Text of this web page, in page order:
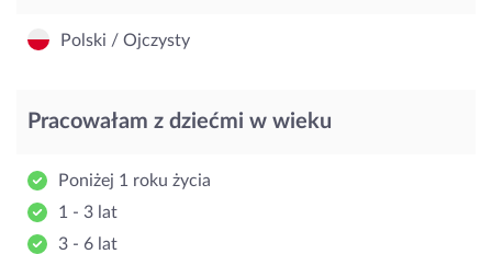
Polski / Ojczysty
Pracowałam z dziećmi w wieku
Poniżej 1 roku życia
1 - 3 lat
3 - 6 lat